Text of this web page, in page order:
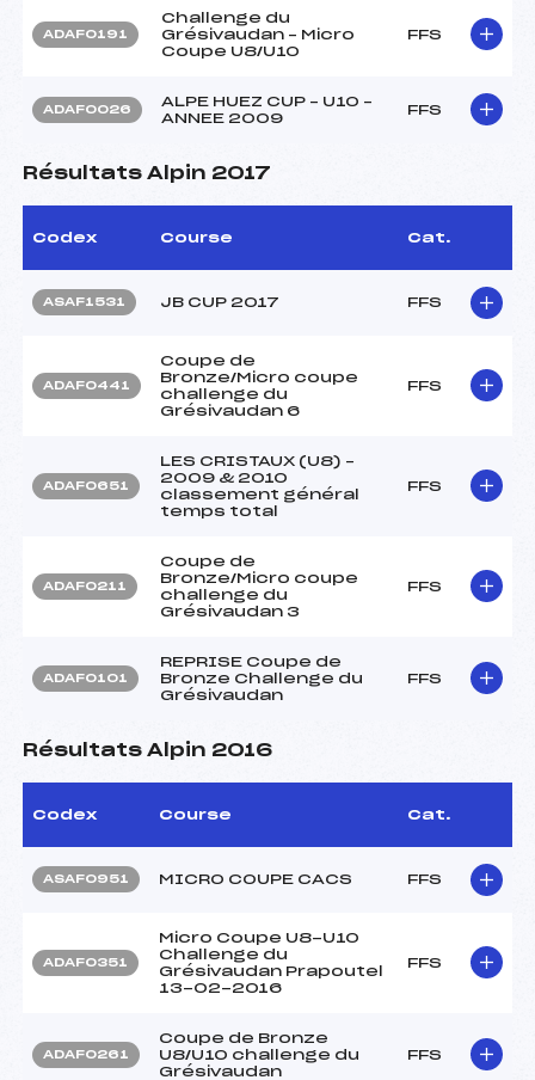
ADAF0191
Challenge du
Grésivaudan – Micro
Coupe U8/U10
FFS
ADAF0026
ALPE HUEZ CUP – U10 –
ANNEE 2009
FFS
Résultats Alpin 2017
Codex Course Cat.
ASAF1531 JB CUP 2017 FFS
ADAF0441
Coupe de
Bronze/Micro coupe
challenge du
Grésivaudan 6
FFS
ADAF0651
LES CRISTAUX (U8) –
2009 & 2010
classement général
temps total
FFS
ADAF0211
Coupe de
Bronze/Micro coupe
challenge du
Grésivaudan 3
FFS
ADAF0101
REPRISE Coupe de
Bronze Challenge du
Grésivaudan
FFS
Résultats Alpin 2016
Codex Course Cat.
ASAF0951 MICRO COUPE CACS FFS
ADAF0351
Micro Coupe U8-U10
Challenge du
Grésivaudan Prapoutel
13-02-2016
FFS
ADAF0261
Coupe de Bronze
U8/U10 challenge du
Grésivaudan
FFS